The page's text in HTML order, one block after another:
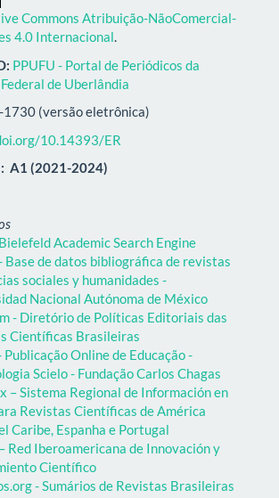
Commons Atribuição-NãoComercial-
4.0 Internacional.
PPUFU - Portal de Periódicos da
de Uberlândia
(versão eletrônica)
10.14393/ER
A1 (2021-2024)
Academic Search Engine
Base de datos bibliográfica de revistas
sociales y humanidades -
Nacional Autónoma de México
- Diretório de Políticas Editoriais das
Científicas Brasileiras
Publicação Online de Educação -
Scielo - Fundação Carlos Chagas
– Sistema Regional de Información en
Revistas Científicas de América
Caribe, Espanha e Portugal
Red Iberoamericana de Innovación y
Científico
- Sumários de Revistas Brasileiras